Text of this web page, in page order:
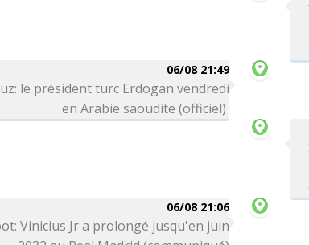
06/08 21:49
le président turc Erdogan vendredi
en Arabie saoudite (officiel)
06/08 21:06
Vinicius Jr a prolongé jusqu'en juin